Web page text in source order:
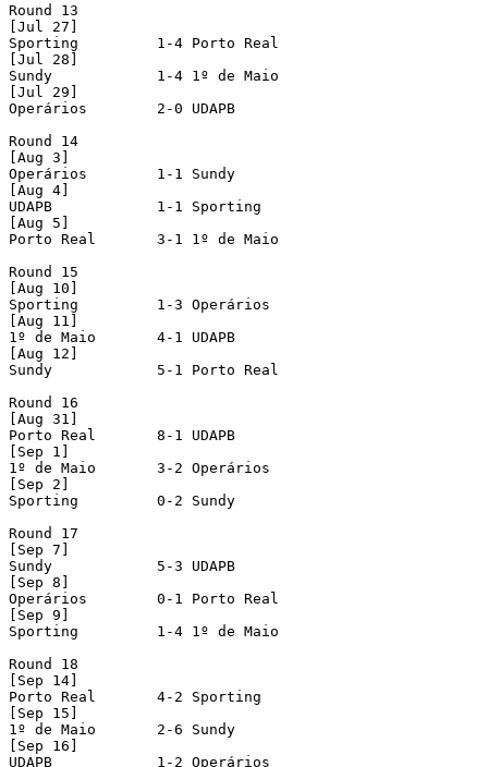
Round 13
[Jul 27]
Sporting         1-4 Porto Real
[Jul 28]
Sundy            1-4 1º de Maio
[Jul 29]
Operários        2-0 UDAPB
Round 14
[Aug 3]
Operários        1-1 Sundy
[Aug 4]
UDAPB            1-1 Sporting
[Aug 5]
Porto Real       3-1 1º de Maio
Round 15
[Aug 10]
Sporting         1-3 Operários
[Aug 11]
1º de Maio       4-1 UDAPB
[Aug 12]
Sundy            5-1 Porto Real
Round 16
[Aug 31]
Porto Real       8-1 UDAPB
[Sep 1]
1º de Maio       3-2 Operários
[Sep 2]
Sporting         0-2 Sundy
Round 17
[Sep 7]
Sundy            5-3 UDAPB
[Sep 8]
Operários        0-1 Porto Real
[Sep 9]
Sporting         1-4 1º de Maio
Round 18
[Sep 14]
Porto Real       4-2 Sporting
[Sep 15]
1º de Maio       2-6 Sundy
[Sep 16]
UDAPB            1-2 Operários